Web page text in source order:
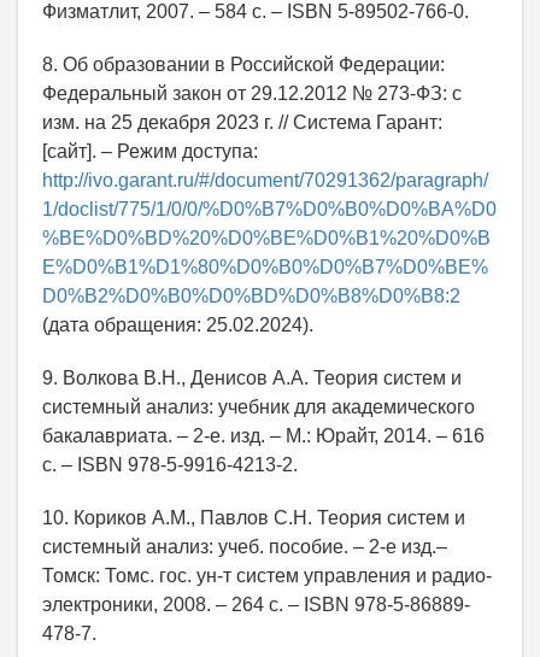
Физматлит, 2007. – 584 с. – ISBN 5-89502-766-0.
8. Об образовании в Российской Федерации:
Федеральный закон от 29.12.2012 № 273-ФЗ: с
изм. на 25 декабря 2023 г. // Система Гарант:
[сайт]. – Режим доступа:
http://ivo.garant.ru/#/document/70291362/paragraph/
1/doclist/775/1/0/0/%D0%B7%D0%B0%D0%BA%D0
%BE%D0%BD%20%D0%BE%D0%B1%20%D0%B
E%D0%B1%D1%80%D0%B0%D0%B7%D0%BE%
D0%B2%D0%B0%D0%BD%D0%B8%D0%B8:2
(дата обращения: 25.02.2024).
9. Волкова В.Н., Денисов А.А. Теория систем и
системный анализ: учебник для академического
бакалавриата. – 2-е. изд. – М.: Юрайт, 2014. – 616
с. – ISBN 978-5-9916-4213-2.
10. Кориков А.М., Павлов С.Н. Теория систем и
системный анализ: учеб. пособие. – 2-е изд.–
Томск: Томс. гос. ун-т систем управления и радио-
электроники, 2008. – 264 с. – ISBN 978-5-86889-
478-7.